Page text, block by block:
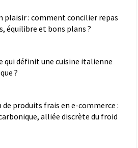
plaisir : comment concilier repas
équilibre et bons plans ?
qui définit une cuisine italienne
?
de produits frais en e-commerce :
alliée discrète du froid